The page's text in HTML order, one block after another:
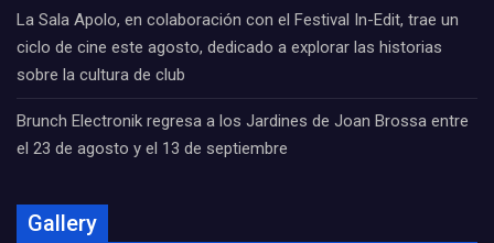
La Sala Apolo, en colaboración con el Festival In-Edit, trae un
ciclo de cine este agosto, dedicado a explorar las historias
sobre la cultura de club
Brunch Electronik regresa a los Jardines de Joan Brossa entre
el 23 de agosto y el 13 de septiembre
Gallery